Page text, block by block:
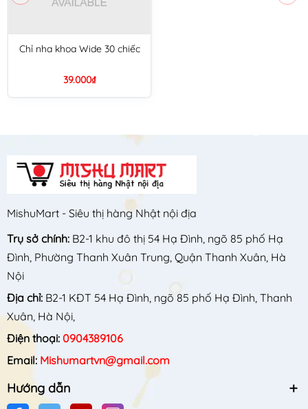
Chỉ nha khoa Wide 30 chiếc
39.000₫
MishuMart - Siêu thị hàng Nhật nội địa
Trụ sở chính: B2-1 khu đô thị 54 Hạ Đình, ngõ 85 phố Hạ
Đình, Phường Thanh Xuân Trung, Quận Thanh Xuân, Hà
Nội
Địa chỉ: B2-1 KĐT 54 Hạ Đình, ngõ 85 phố Hạ Đình, Thanh
Xuân, Hà Nội,
Điện thoại: 0904389106
Email: Mishumartvn@gmail.com
Hướng dẫn